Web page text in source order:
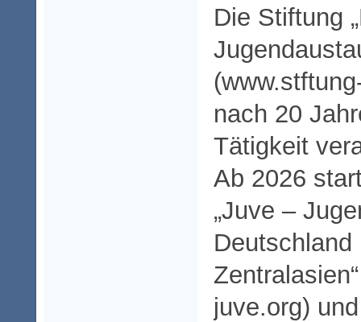
Die Stiftung
nach 20
Tätigkeit
Ab 2026
„Juve –
juve.org)